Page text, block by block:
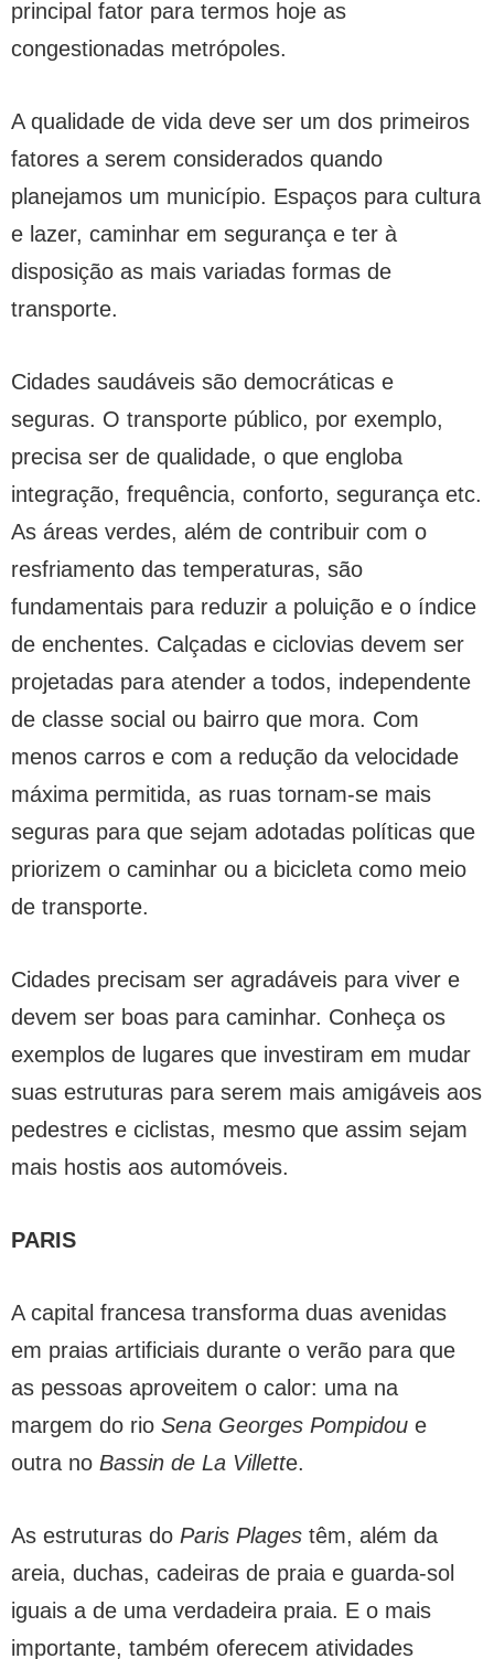
principal fator para termos hoje as
congestionadas metrópoles.
A qualidade de vida deve ser um dos primeiros
fatores a serem considerados quando
planejamos um município. Espaços para cultura
e lazer, caminhar em segurança e ter à
disposição as mais variadas formas de
transporte.
Cidades saudáveis são democráticas e
seguras. O transporte público, por exemplo,
precisa ser de qualidade, o que engloba
integração, frequência, conforto, segurança etc.
As áreas verdes, além de contribuir com o
resfriamento das temperaturas, são
fundamentais para reduzir a poluição e o índice
de enchentes. Calçadas e ciclovias devem ser
projetadas para atender a todos, independente
de classe social ou bairro que mora. Com
menos carros e com a redução da velocidade
máxima permitida, as ruas tornam-se mais
seguras para que sejam adotadas políticas que
priorizem o caminhar ou a bicicleta como meio
de transporte.
Cidades precisam ser agradáveis para viver e
devem ser boas para caminhar. Conheça os
exemplos de lugares que investiram em mudar
suas estruturas para serem mais amigáveis aos
pedestres e ciclistas, mesmo que assim sejam
mais hostis aos automóveis.
PARIS
A capital francesa transforma duas avenidas
em praias artificiais durante o verão para que
as pessoas aproveitem o calor: uma na
margem do rio Sena Georges Pompidou e
outra no Bassin de La Villette.
As estruturas do Paris Plages têm, além da
areia, duchas, cadeiras de praia e guarda-sol
iguais a de uma verdadeira praia. E o mais
importante, também oferecem atividades